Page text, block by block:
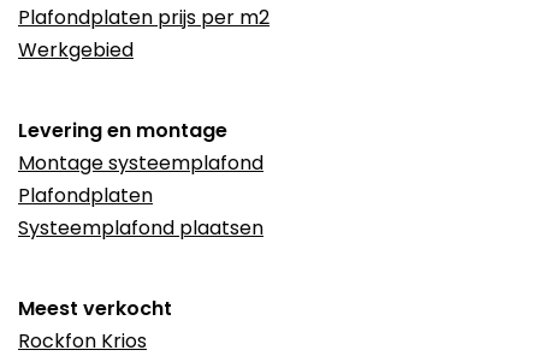
Plafondplaten prijs per m2
Werkgebied
Levering en montage
Montage systeemplafond
Plafondplaten
Systeemplafond plaatsen
Meest verkocht
Rockfon Krios